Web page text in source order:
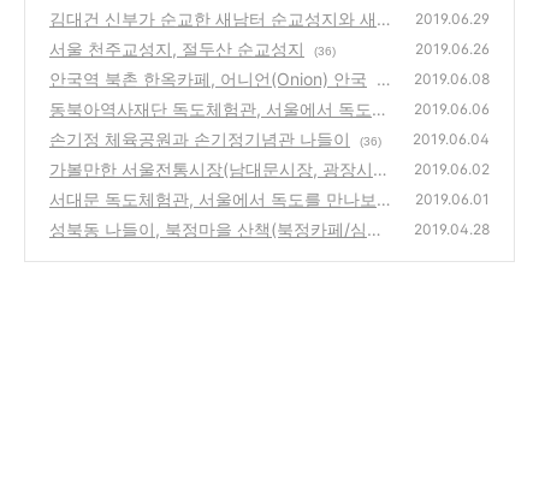
김대건 신부가 순교한 새남터 순교성지와 새남
터 기념성당
(20)
2019.06.29
서울 천주교성지, 절두산 순교성지 (36) 2019.06.26
안국역 북촌 한옥카페, 어니언(Onion) 안국
(2
8)
2019.06.08
동북아역사재단 독도체험관, 서울에서 독도를
만나보세요
(20)
2019.06.06
손기정 체육공원과 손기정기념관 나들이 (36) 2019.06.04
가볼만한 서울전통시장(남대문시장, 광장시
장, 동대문시장, 방산시장, 풍물시장, 통인시
장)
(34)
2019.06.02
서대문 독도체험관, 서울에서 독도를 만나보세
요
(24)
2019.06.01
성북동 나들이, 북정마을 산책(북정카페/심우
2019.04.28